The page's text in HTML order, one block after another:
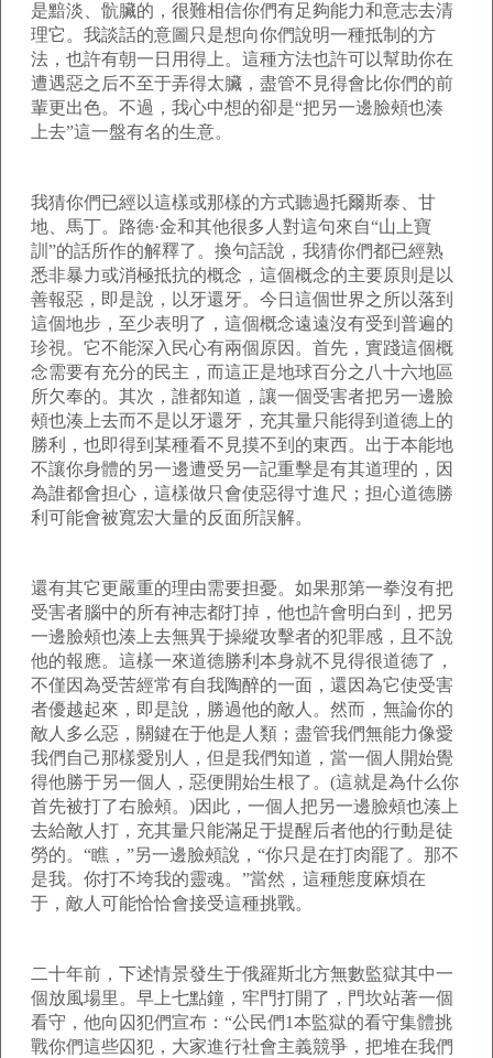
是黯淡、骯臟的，很難相信你們有足夠能力和意志去清
理它。我談話的意圖只是想向你們說明一種抵制的方
法，也許有朝一日用得上。這種方法也許可以幫助你在
遭遇惡之后不至于弄得太臟，盡管不見得會比你們的前
輩更出色。不過，我心中想的卻是“把另一邊臉頰也湊
上去”這一盤有名的生意。
我猜你們已經以這樣或那樣的方式聽過托爾斯泰、甘
地、馬丁。路德·金和其他很多人對這句來自“山上寶
訓”的話所作的解釋了。換句話說，我猜你們都已經熟
悉非暴力或消極抵抗的概念，這個概念的主要原則是以
善報惡，即是說，以牙還牙。今日這個世界之所以落到
這個地步，至少表明了，這個概念遠遠沒有受到普遍的
珍視。它不能深入民心有兩個原因。首先，實踐這個概
念需要有充分的民主，而這正是地球百分之八十六地區
所欠奉的。其次，誰都知道，讓一個受害者把另一邊臉
頰也湊上去而不是以牙還牙，充其量只能得到道德上的
勝利，也即得到某種看不見摸不到的東西。出于本能地
不讓你身體的另一邊遭受另一記重擊是有其道理的，因
為誰都會担心，這樣做只會使惡得寸進尺；担心道德勝
利可能會被寬宏大量的反面所誤解。
還有其它更嚴重的理由需要担憂。如果那第一拳沒有把
受害者腦中的所有神志都打掉，他也許會明白到，把另
一邊臉頰也湊上去無異于操縱攻擊者的犯罪感，且不說
他的報應。這樣一來道德勝利本身就不見得很道德了，
不僅因為受苦經常有自我陶醉的一面，還因為它使受害
者優越起來，即是說，勝過他的敵人。然而，無論你的
敵人多么惡，關鍵在于他是人類；盡管我們無能力像愛
我們自己那樣愛別人，但是我們知道，當一個人開始覺
得他勝于另一個人，惡便開始生根了。(這就是為什么你
首先被打了右臉頰。)因此，一個人把另一邊臉頰也湊上
去給敵人打，充其量只能滿足于提醒后者他的行動是徒
勞的。“瞧，”另一邊臉頰說，“你只是在打肉罷了。那不
是我。你打不垮我的靈魂。”當然，這種態度麻煩在
于，敵人可能恰恰會接受這種挑戰。
二十年前，下述情景發生于俄羅斯北方無數監獄其中一
個放風場里。早上七點鐘，牢門打開了，門坎站著一個
看守，他向囚犯們宣布：“公民們1本監獄的看守集體挑
戰你們這些囚犯，大家進行社會主義競爭，把堆在我們